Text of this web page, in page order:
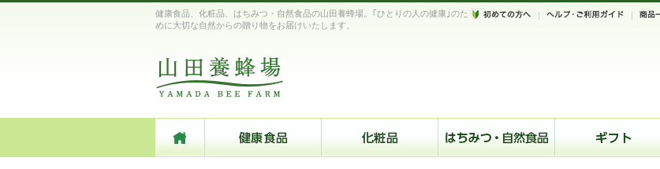
健康食品、化粧品、はちみつ・自然食品の山田養蜂場。｢ひとりの人の健康｣のた
めに大切な自然からの贈り物をお届けいたします。